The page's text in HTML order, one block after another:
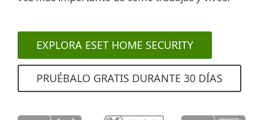
EXPLORA ESET HOME SECURITY
PRUÉBALO GRATIS DURANTE 30 DÍAS